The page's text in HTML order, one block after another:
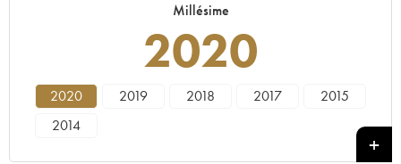
Millésime
2020
2020 2019 2018 2017
2015
2014